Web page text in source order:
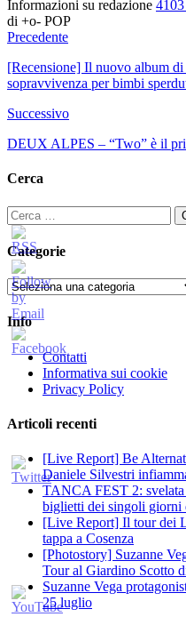
Informazioni su redazione
di +o- POP
Precedente
[Recensione] Il nuovo album
sopravvivenza per bimbi
Successivo
DEUX ALPES – “Two” è il
Cerca
Ricerca
per:
Categorie
Categorie
Info
Contatti
Informativa sui cookie
Privacy Policy
Articoli recenti
[Live Report] Be
Daniele Silvestri
TANCA FEST 2: svelata
biglietti dei singoli giorni
[Live Report] Il tour dei
tappa a Cosenza
[Photostory] Suzanne
Tour al Giardino Scotto
Suzanne Vega
25 luglio